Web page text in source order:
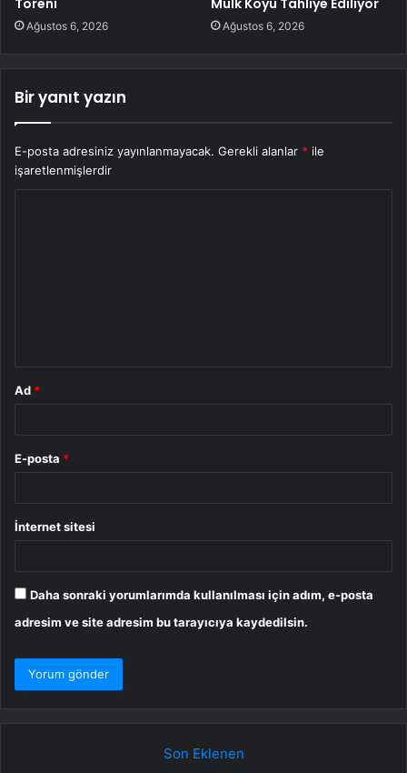
Ağustos 6, 2026 Ağustos 6, 2026
Bir yanıt yazın
E-posta adresiniz yayınlanmayacak. Gerekli alanlar * ile
işaretlenmişlerdir
Ad *
E-posta *
İnternet sitesi
Daha sonraki yorumlarımda kullanılması için adım, e-posta
adresim ve site adresim bu tarayıcıya kaydedilsin.
Son Eklenen